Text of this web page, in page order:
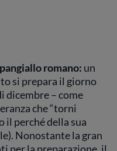
pangiallo romano: un
si prepara il giorno
dicembre – come
che “torni
il perché della sua
Nonostante la gran